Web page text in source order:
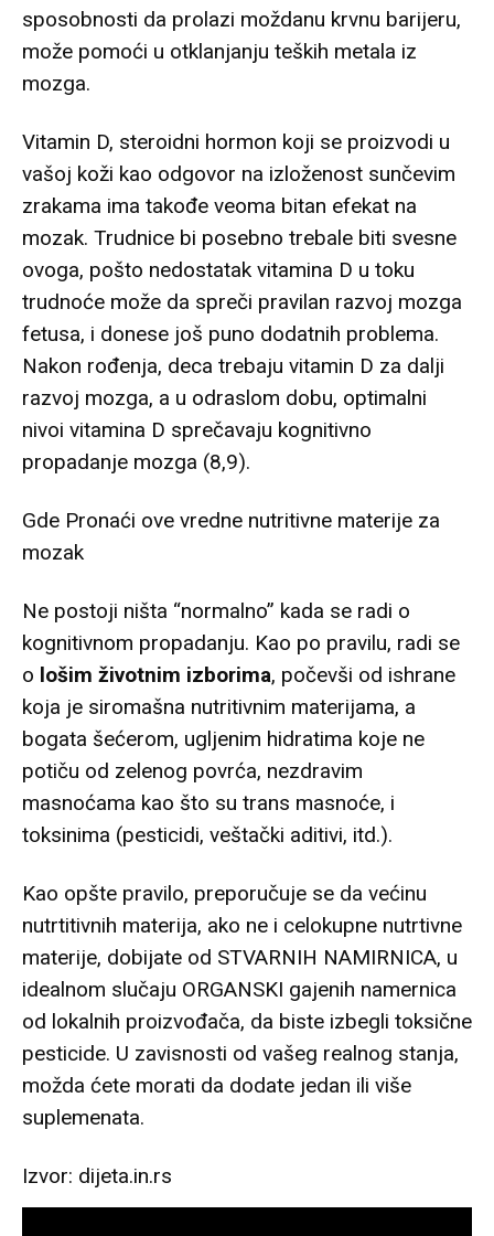
sposobnosti da prolazi moždanu krvnu barijeru,
može pomoći u otklanjanju teških metala iz
mozga.
Vitamin D, steroidni hormon koji se proizvodi u
vašoj koži kao odgovor na izloženost sunčevim
zrakama ima takođe veoma bitan efekat na
mozak. Trudnice bi posebno trebale biti svesne
ovoga, pošto nedostatak vitamina D u toku
trudnoće može da spreči pravilan razvoj mozga
fetusa, i donese još puno dodatnih problema.
Nakon rođenja, deca trebaju vitamin D za dalji
razvoj mozga, a u odraslom dobu, optimalni
nivoi vitamina D sprečavaju kognitivno
propadanje mozga (8,9).
Gde Pronaći ove vredne nutritivne materije za
mozak
Ne postoji ništa “normalno” kada se radi o
kognitivnom propadanju. Kao po pravilu, radi se
o lošim životnim izborima, počevši od ishrane
koja je siromašna nutritivnim materijama, a
bogata šećerom, ugljenim hidratima koje ne
potiču od zelenog povrća, nezdravim
masnoćama kao što su trans masnoće, i
toksinima (pesticidi, veštački aditivi, itd.).
Kao opšte pravilo, preporučuje se da većinu
nutrtitivnih materija, ako ne i celokupne nutrtivne
materije, dobijate od STVARNIH NAMIRNICA, u
idealnom slučaju ORGANSKI gajenih namernica
od lokalnih proizvođača, da biste izbegli toksične
pesticide. U zavisnosti od vašeg realnog stanja,
možda ćete morati da dodate jedan ili više
suplemenata.
Izvor: dijeta.in.rs